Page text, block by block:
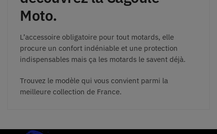
Moto.
L’accessoire obligatoire pour tout motards, elle
procure un confort indéniable et une protection
indispensables mais ça les motards le savent déjà.
Trouvez le modèle qui vous convient parmi la
meilleure collection de France.